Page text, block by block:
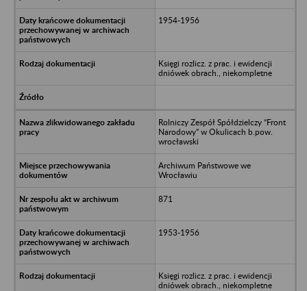
1954-1956
Księgi rozlicz. z prac. i ewidencji
dniówek obrach., niekompletne
Rolniczy Zespół Spółdzielczy “Front
Narodowy” w Okulicach b.pow.
wrocławski
Archiwum Państwowe we
Wrocławiu
871
1953-1956
Księgi rozlicz. z prac. i ewidencji
dniówek obrach., niekompletne